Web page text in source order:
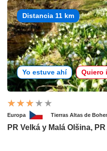
Distancia 11 km
Yo estuve ahí Quiero
Europa Tierras Altas de
PR Velká y Malá Olšina,